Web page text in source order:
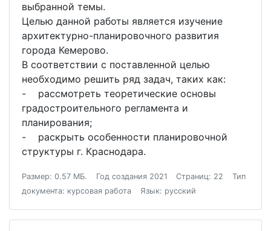
выбранной темы.
Целью данной работы является изучение
архитектурно-планировочного развития
города Кемерово.
В соответствии с поставленной целью
необходимо решить ряд задач, таких как:
- рассмотреть теоретические основы
градостроительного регламента и
планирования;
- раскрыть особенности планировочной
структуры г. Краснодара.
Размер: 0.57 МБ. Год создания 2021 Страниц: 22
Тип
документа: курсовая работа
Язык: русский